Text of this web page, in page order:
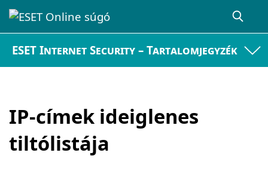
ESET Internet Security – Tartalomjegyzék
IP-címek ideiglenes
tiltólistája